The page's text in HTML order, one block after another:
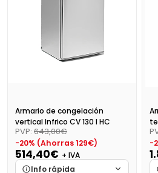
Armario de congelación
vertical Infrico CV 130 I HC
PVP: 643,00€
-20% (Ahorras 129€)
514,40€ + IVA
Info rápida
-